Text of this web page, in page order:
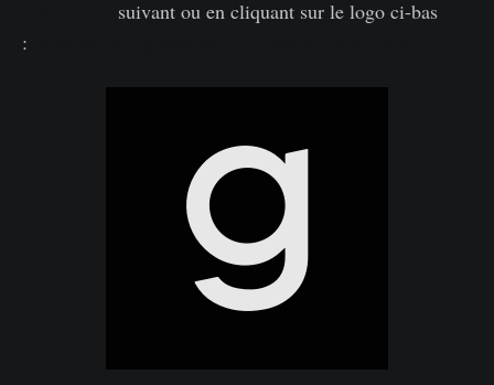
suivant ou en cliquant sur le logo ci-bas
: